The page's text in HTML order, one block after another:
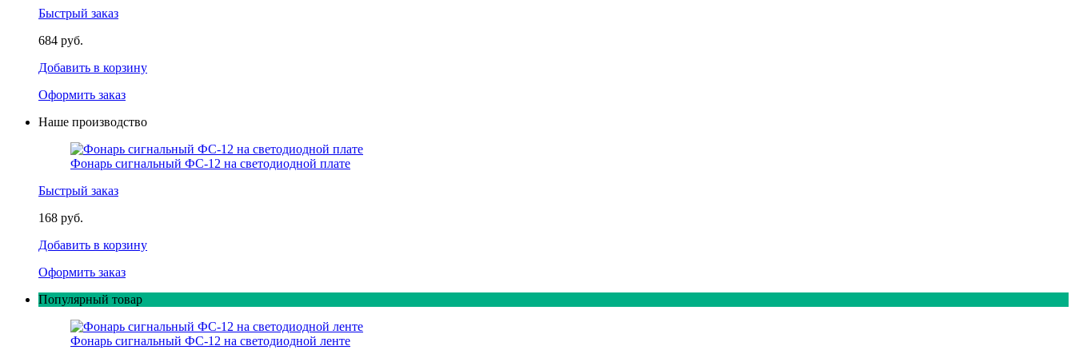
Быстрый заказ
684 руб.
Добавить в корзину
Оформить заказ
Наше производство
Фонарь сигнальный ФС-12 на светодиодной плате
Быстрый заказ
168 руб.
Добавить в корзину
Оформить заказ
Популярный товар
Фонарь сигнальный ФС-12 на светодиодной ленте